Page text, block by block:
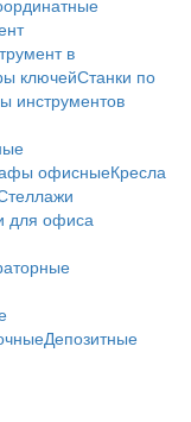
в
ключейСтанки по
инструментов
офисныеКресла
для офиса
Депозитные